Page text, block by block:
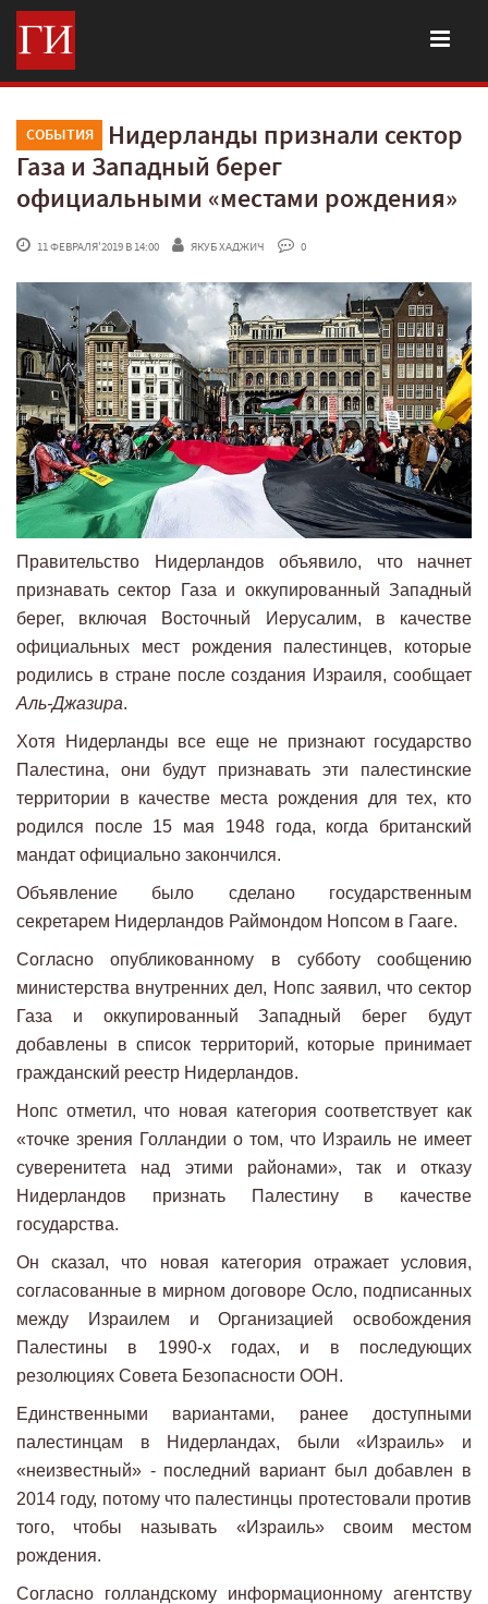
СОБЫТИЯ
Нидерланды признали сектор
Газа и Западный берег
официальными «местами рождения»
11 ФЕВРАЛЯ'2019 В 14:00 ЯКУБ ХАДЖИЧ 0
Правительство Нидерландов объявило, что начнет
признавать сектор Газа и оккупированный Западный
берег, включая Восточный Иерусалим, в качестве
официальных мест рождения палестинцев, которые
родились в стране после создания Израиля, сообщает
Аль-Джазира.
Хотя Нидерланды все еще не признают государство
Палестина, они будут признавать эти палестинские
территории в качестве места рождения для тех, кто
родился после 15 мая 1948 года, когда британский
мандат официально закончился.
Объявление было сделано государственным
секретарем Нидерландов Раймондом Нопсом в Гааге.
Согласно опубликованному в субботу сообщению
министерства внутренних дел, Нопс заявил, что сектор
Газа и оккупированный Западный берег будут
добавлены в список территорий, которые принимает
гражданский реестр Нидерландов.
Нопс отметил, что новая категория соответствует как
«точке зрения Голландии о том, что Израиль не имеет
суверенитета над этими районами», так и отказу
Нидерландов признать Палестину в качестве
государства.
Он сказал, что новая категория отражает условия,
согласованные в мирном договоре Осло, подписанных
между Израилем и Организацией освобождения
Палестины в 1990-х годах, и в последующих
резолюциях Совета Безопасности ООН.
Единственными вариантами, ранее доступными
палестинцам в Нидерландах, были «Израиль» и
«неизвестный» - последний вариант был добавлен в
2014 году, потому что палестинцы протестовали против
того, чтобы называть «Израиль» своим местом
рождения.
Согласно голландскому информационному агентству